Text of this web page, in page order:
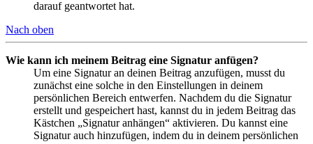
darauf geantwortet hat.
Nach oben
Wie kann ich meinem Beitrag eine Signatur anfügen?
Um eine Signatur an deinen Beitrag anzufügen, musst du
zunächst eine solche in den Einstellungen in deinem
persönlichen Bereich entwerfen. Nachdem du die Signatur
erstellt und gespeichert hast, kannst du in jedem Beitrag das
Kästchen „Signatur anhängen“ aktivieren. Du kannst eine
Signatur auch hinzufügen, indem du in deinem persönlichen